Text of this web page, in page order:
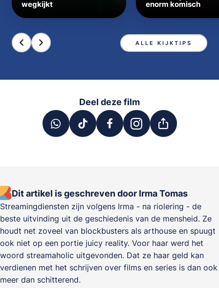
wegkijkt
enorm komisch
ALLE KIJKTIPS
Deel deze film
Dit artikel is geschreven door Irma Tomas
Streamingdiensten zijn volgens Irma - na riolering - de
beste uitvinding uit de geschiedenis van de mensheid. Ze
houdt net zoveel van blockbusters als arthouse en spuugt
ook niet op een portie juicy reality. Voor haar werd het
woord streamaholic uitgevonden. Dat ze haar geld kan
verdienen met het schrijven over films en series is dan ook
meer dan schitterend.